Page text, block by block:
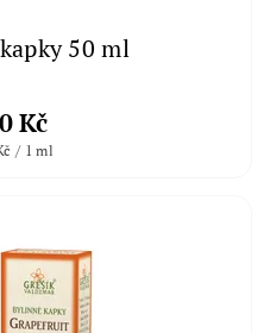
50 ml
Kč
/ 1 ml